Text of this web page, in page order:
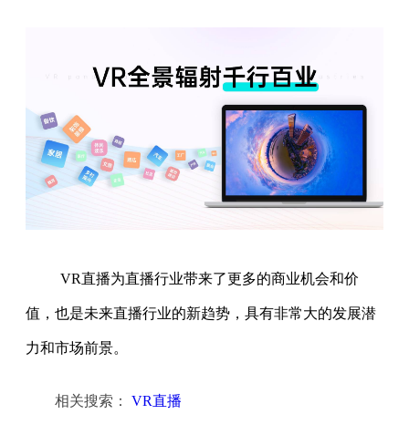
VR直播为直播行业带来了更多的商业机会和价
值，也是未来直播行业的新趋势，具有非常大的发展潜
力和市场前景。
相关搜索： VR直播